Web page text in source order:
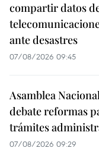
compartir datos
ante desastres
07/08/2026 09:45
Asamblea
debate reformas
trámites
07/08/2026 09:29